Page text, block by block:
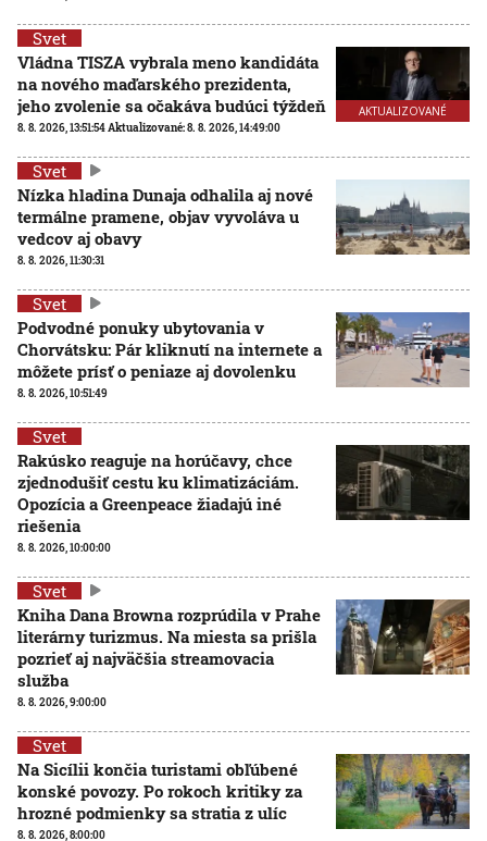
AKTUALIZOVANÉ
Svet
Vládna TISZA vybrala meno kandidáta
na nového maďarského prezidenta,
jeho zvolenie sa očakáva budúci týždeň
8. 8. 2026, 13:51:54Aktualizované:8. 8. 2026, 14:49:00
Svet
Nízka hladina Dunaja odhalila aj nové
termálne pramene, objav vyvoláva u
vedcov aj obavy
8. 8. 2026, 11:30:31
Svet
Podvodné ponuky ubytovania v
Chorvátsku: Pár kliknutí na internete a
môžete prísť o peniaze aj dovolenku
8. 8. 2026, 10:51:49
Svet
Rakúsko reaguje na horúčavy, chce
zjednodušiť cestu ku klimatizáciám.
Opozícia a Greenpeace žiadajú iné
riešenia
8. 8. 2026, 10:00:00
Svet
Kniha Dana Browna rozprúdila v Prahe
literárny turizmus. Na miesta sa prišla
pozrieť aj najväčšia streamovacia
služba
8. 8. 2026, 9:00:00
Svet
Na Sicílii končia turistami obľúbené
konské povozy. Po rokoch kritiky za
hrozné podmienky sa stratia z ulíc
8. 8. 2026, 8:00:00